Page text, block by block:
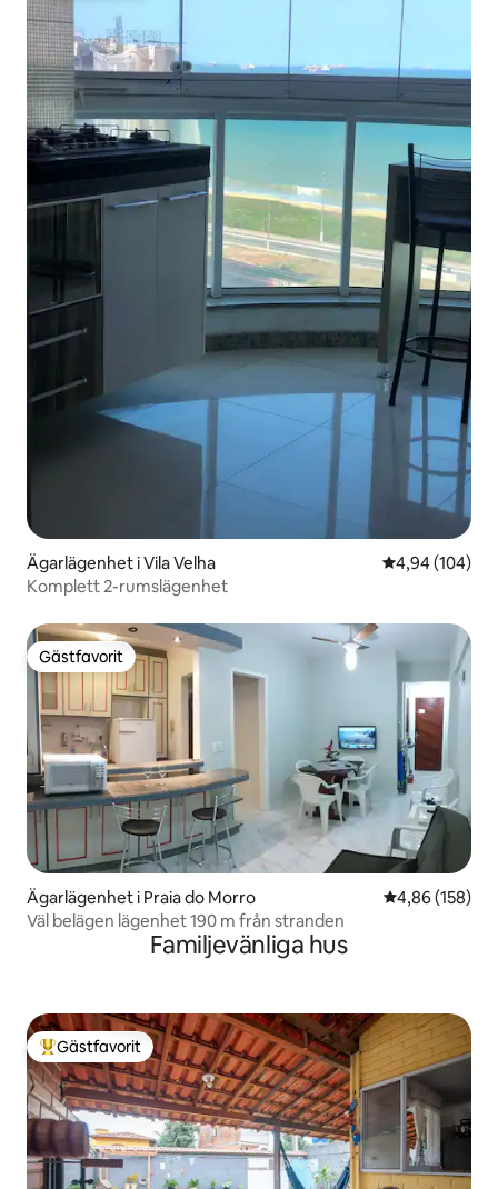
Ägarlägenhet i Vila Velha 4,94 av 5 i
4,94 (104)
Komplett 2-rumslägenhet
Gästfavorit
Gästfavorit
Ägarlägenhet i Praia do Morro 4,86 av 5 i
4,86 (158)
Väl belägen lägenhet 190 m från stranden
Familjevänliga hus
Populär gästfavorit
Gästfavorit